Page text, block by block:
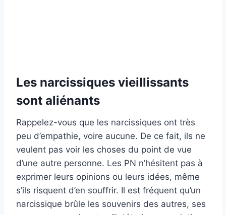
Les narcissiques vieillissants
sont aliénants
Rappelez-vous que les narcissiques ont très
peu d’empathie, voire aucune. De ce fait, ils ne
veulent pas voir les choses du point de vue
d’une autre personne. Les PN n’hésitent pas à
exprimer leurs opinions ou leurs idées, même
s’ils risquent d’en souffrir. Il est fréquent qu’un
narcissique brûle les souvenirs des autres, ses